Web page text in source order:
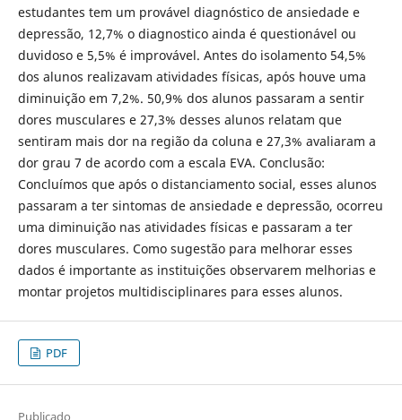
estudantes tem um provável diagnóstico de ansiedade e
depressão, 12,7% o diagnostico ainda é questionável ou
duvidoso e 5,5% é improvável. Antes do isolamento 54,5%
dos alunos realizavam atividades físicas, após houve uma
diminuição em 7,2%. 50,9% dos alunos passaram a sentir
dores musculares e 27,3% desses alunos relatam que
sentiram mais dor na região da coluna e 27,3% avaliaram a
dor grau 7 de acordo com a escala EVA. Conclusão:
Concluímos que após o distanciamento social, esses alunos
passaram a ter sintomas de ansiedade e depressão, ocorreu
uma diminuição nas atividades físicas e passaram a ter
dores musculares. Como sugestão para melhorar esses
dados é importante as instituições observarem melhorias e
montar projetos multidisciplinares para esses alunos.
PDF
Publicado